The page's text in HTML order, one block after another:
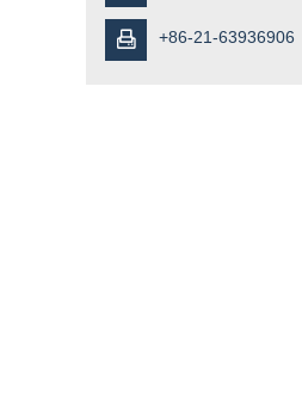
 +86-21-63936906